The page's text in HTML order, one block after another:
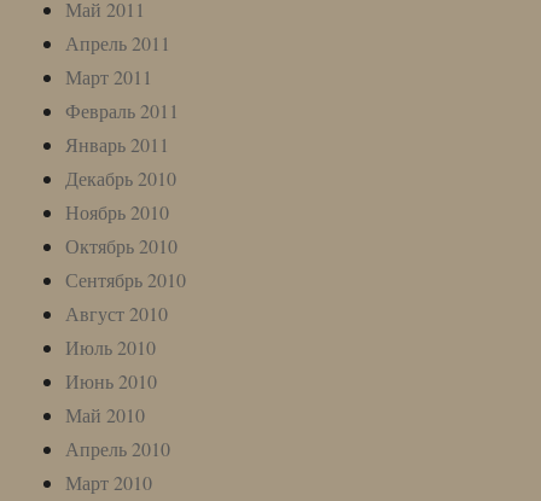
Май 2011
Апрель 2011
Март 2011
Февраль 2011
Январь 2011
Декабрь 2010
Ноябрь 2010
Октябрь 2010
Сентябрь 2010
Август 2010
Июль 2010
Июнь 2010
Май 2010
Апрель 2010
Март 2010